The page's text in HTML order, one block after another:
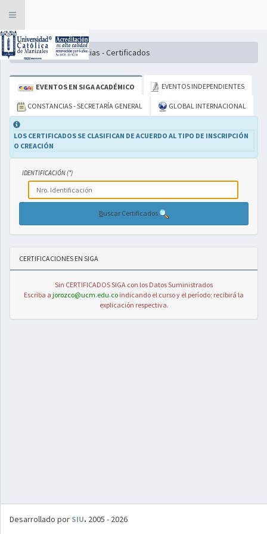
Toggle
Inicio Constancias - Certificados
EVENTOS EN SIGA ACADÉMICO EVENTOS INDEPENDIENTES
CONSTANCIAS - SECRETARÍA GENERAL GLOBAL INTERNACIONAL
LOS CERTIFICADOS SE CLASIFICAN DE ACUERDO AL TIPO DE INSCRIPCIÓN
O CREACIÓN
IDENTIFICACIÓN (*)
Buscar Certificados
CERTIFICACIONES EN SIGA
Sin CERTIFICADOS SIGA con los Datos Suministrados
Escriba a jorozco@ucm.edu.co indicando el curso y el período; recibirá la
explicación respectiva.
Desarrollado por SIU. 2005 - 2026